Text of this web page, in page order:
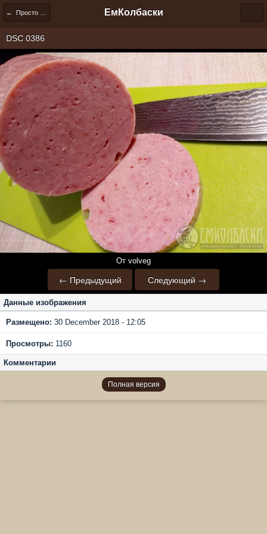
← Просто альбом ЕмКолбаски
DSC 0386
От volveg
← Предыдущий Следующий →
Данные изображения
Размещено: 30 December 2018 - 12:05
Просмотры: 1160
Комментарии
Полная версия